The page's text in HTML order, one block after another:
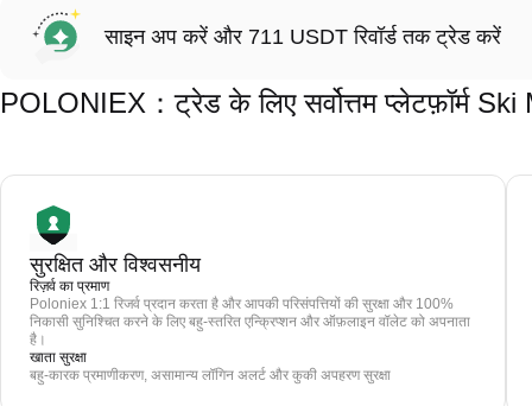
साइन अप करें और 711 USDT रिवॉर्ड तक ट्रेड करें
POLONIEX：ट्रेड के लिए सर्वोत्तम प्लेटफ़ॉर्म
सुरक्षित और विश्वसनीय
रिज़र्व का प्रमाण
Poloniex 1:1 रिजर्व प्रदान करता है और आपकी परिसंपत्तियों की सुरक्षा और 100%
निकासी सुनिश्चित करने के लिए बहु-स्तरित एन्क्रिप्शन और ऑफ़लाइन वॉलेट को अपनाता
है।
खाता सुरक्षा
बहु-कारक प्रमाणीकरण, असामान्य लॉगिन अलर्ट और कुकी अपहरण सुरक्षा